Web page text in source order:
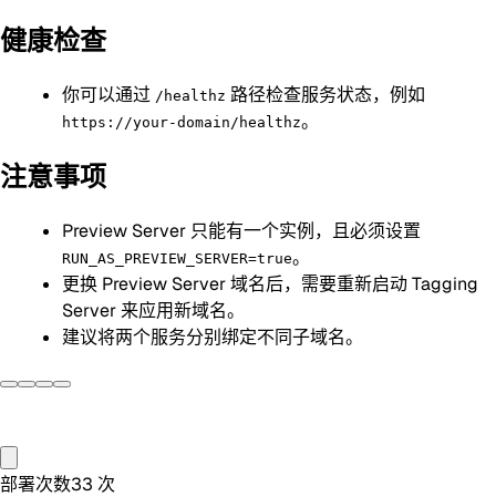
健康检查
你可以通过 /healthz 路径检查服务状态，例如
https://your-domain/healthz。
注意事项
Preview Server 只能有一个实例，且必须设置
RUN_AS_PREVIEW_SERVER=true。
更换 Preview Server 域名后，需要重新启动 Tagging
Server 来应用新域名。
建议将两个服务分别绑定不同子域名。
部署次数33 次